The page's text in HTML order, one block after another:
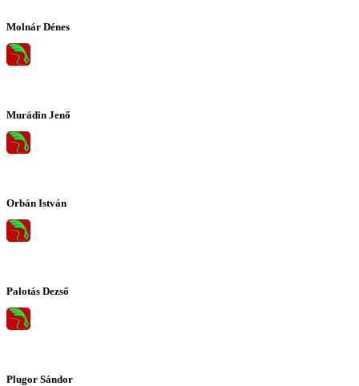
Molnár Dénes
Murádin Jenő
Orbán István
Palotás Dezső
Plugor Sándor